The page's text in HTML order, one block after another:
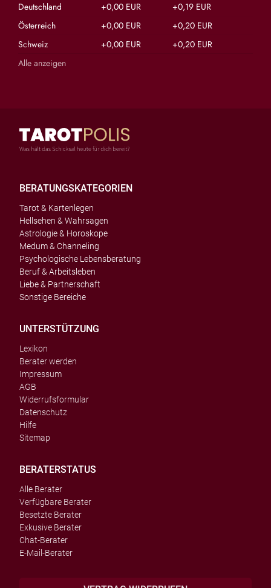
Deutschland
+0,00 EUR
+0,19 EUR
Österreich
+0,00 EUR
+0,20 EUR
Schweiz
+0,00 EUR
+0,20 EUR
Alle anzeigen
BERATUNGSKATEGORIEN
Tarot & Kartenlegen
Hellsehen & Wahrsagen
Astrologie & Horoskope
Medum & Channeling
Psychologische Lebensberatung
Beruf & Arbeitsleben
Liebe & Partnerschaft
Sonstige Bereiche
UNTERSTÜTZUNG
Lexikon
Berater werden
Impressum
AGB
Widerrufsformular
Datenschutz
Hilfe
Sitemap
BERATERSTATUS
Alle Berater
Verfügbare Berater
Besetzte Berater
Exkusive Berater
Chat-Berater
E-Mail-Berater